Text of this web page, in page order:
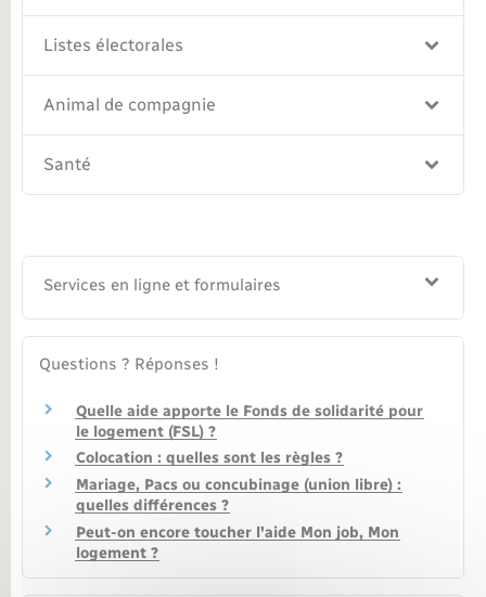
Listes électorales
Animal de compagnie
Santé
Services en ligne et formulaires
Questions ? Réponses !
Quelle aide apporte le Fonds de solidarité pour
le logement (FSL) ?
Colocation : quelles sont les règles ?
Mariage, Pacs ou concubinage (union libre) :
quelles différences ?
Peut-on encore toucher l'aide Mon job, Mon
logement ?